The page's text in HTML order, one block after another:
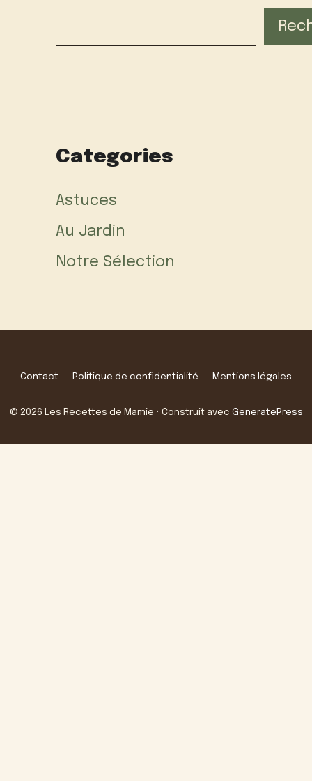
Categories
Astuces
Au Jardin
Notre Sélection
Contact Politique de confidentialité Mentions légales
© 2026 Les Recettes de Mamie • Construit avec GeneratePress